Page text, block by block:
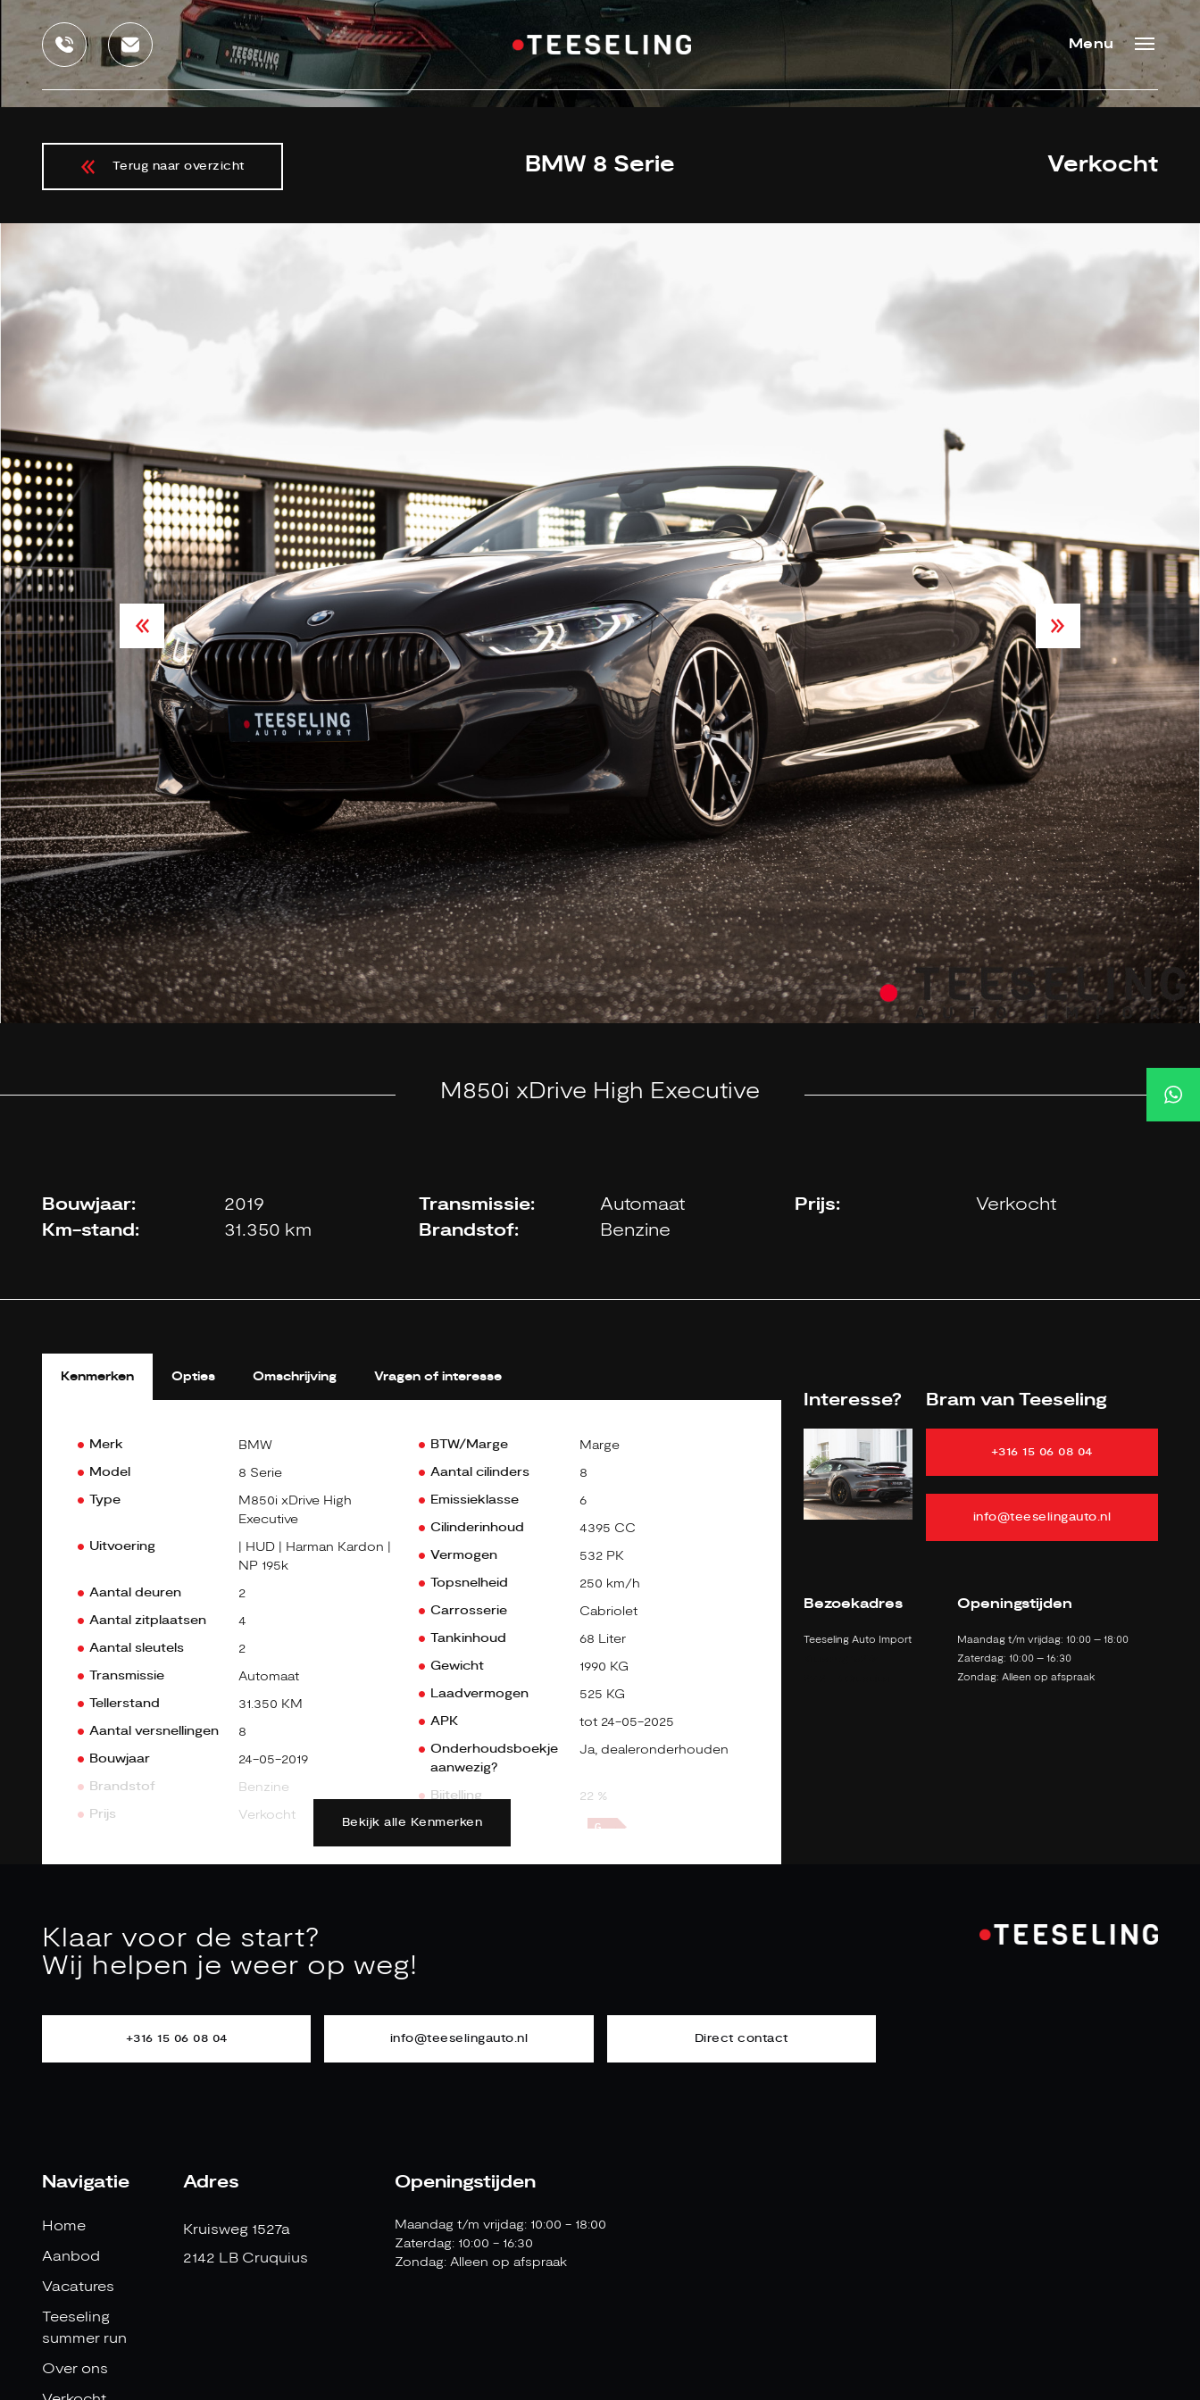
Menu
Terug naar overzicht BMW 8 Serie Verkocht
M850i xDrive High Executive
Bouwjaar: 2019
Km-stand: 31.350 km
Transmissie: Automaat
Brandstof: Benzine
Prijs: Verkocht
Kenmerken Opties Omschrijving Vragen of interesse
Merk BMW
Model 8 Serie
Type
M850i xDrive High
Executive
Uitvoering
| HUD | Harman Kardon |
NP 195k
Aantal deuren 2
Aantal zitplaatsen 4
Aantal sleutels 2
Transmissie Automaat
Tellerstand 31.350 KM
Aantal versnellingen 8
Bouwjaar 24-05-2019
Brandstof Benzine
Prijs Verkocht
Acceleratie 0-100 4.0 sec.
Bekleding Leder
BTW/Marge Marge
Aantal cilinders 8
Emissieklasse 6
Cilinderinhoud 4395 CC
Vermogen 532 PK
Topsnelheid 250 km/h
Carrosserie Cabriolet
Tankinhoud 68 Liter
Gewicht 1990 KG
Laadvermogen 525 KG
APK tot 24-05-2025
Onderhoudsboekje
aanwezig?
Ja, dealeronderhouden
Bijtelling 22 %
Energielabel
Bekijk alle Kenmerken
Interesse? Bram van Teeseling
+316 15 06 08 04
info@teeselingauto.nl
Bezoekadres
Teeseling Auto Import
Openingstijden
Maandag t/m vrijdag: 10:00 – 18:00
Zaterdag: 10:00 – 16:30
Zondag: Alleen op afspraak
Klaar voor de start?
Wij helpen je weer op weg!
+316 15 06 08 04 info@teeselingauto.nl Direct contact
Navigatie
Home
Aanbod
Vacatures
Teeseling
summer run
Over ons
Adres
Kruisweg 1527a
2142 LB Cruquius
Openingstijden
Maandag t/m vrijdag: 10:00 - 18:00
Zaterdag: 10:00 - 16:30
Zondag: Alleen op afspraak